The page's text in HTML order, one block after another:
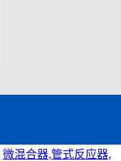
微混合器,管式反应器,